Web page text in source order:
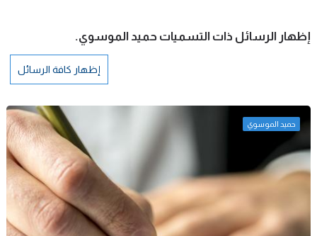
‏إظهار الرسائل ذات التسميات حميد الموسوي.
إظهار كافة الرسائل
حميد الموسوي